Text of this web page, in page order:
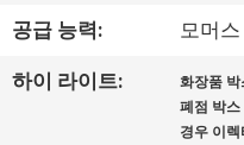
투
어
공급 능력: 모머
하이 라이트: 화장품 박
폐점 박스
경우 이렉